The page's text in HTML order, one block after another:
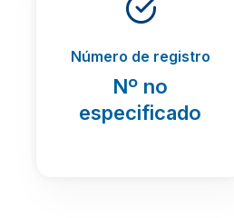
Número de registro
Nº no
especificado